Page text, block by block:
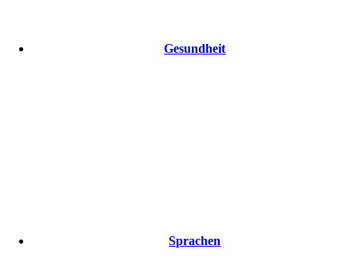
Gesundheit
Sprachen